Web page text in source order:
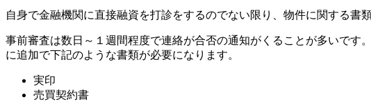
自身で金融機関に直接融資を打診をするのでない限り、物件に関する書
事前審査は数日～１週間程度で連絡が合否の通知がくることが多いで
に追加で下記のような書類が必要になります。
実印
売買契約書